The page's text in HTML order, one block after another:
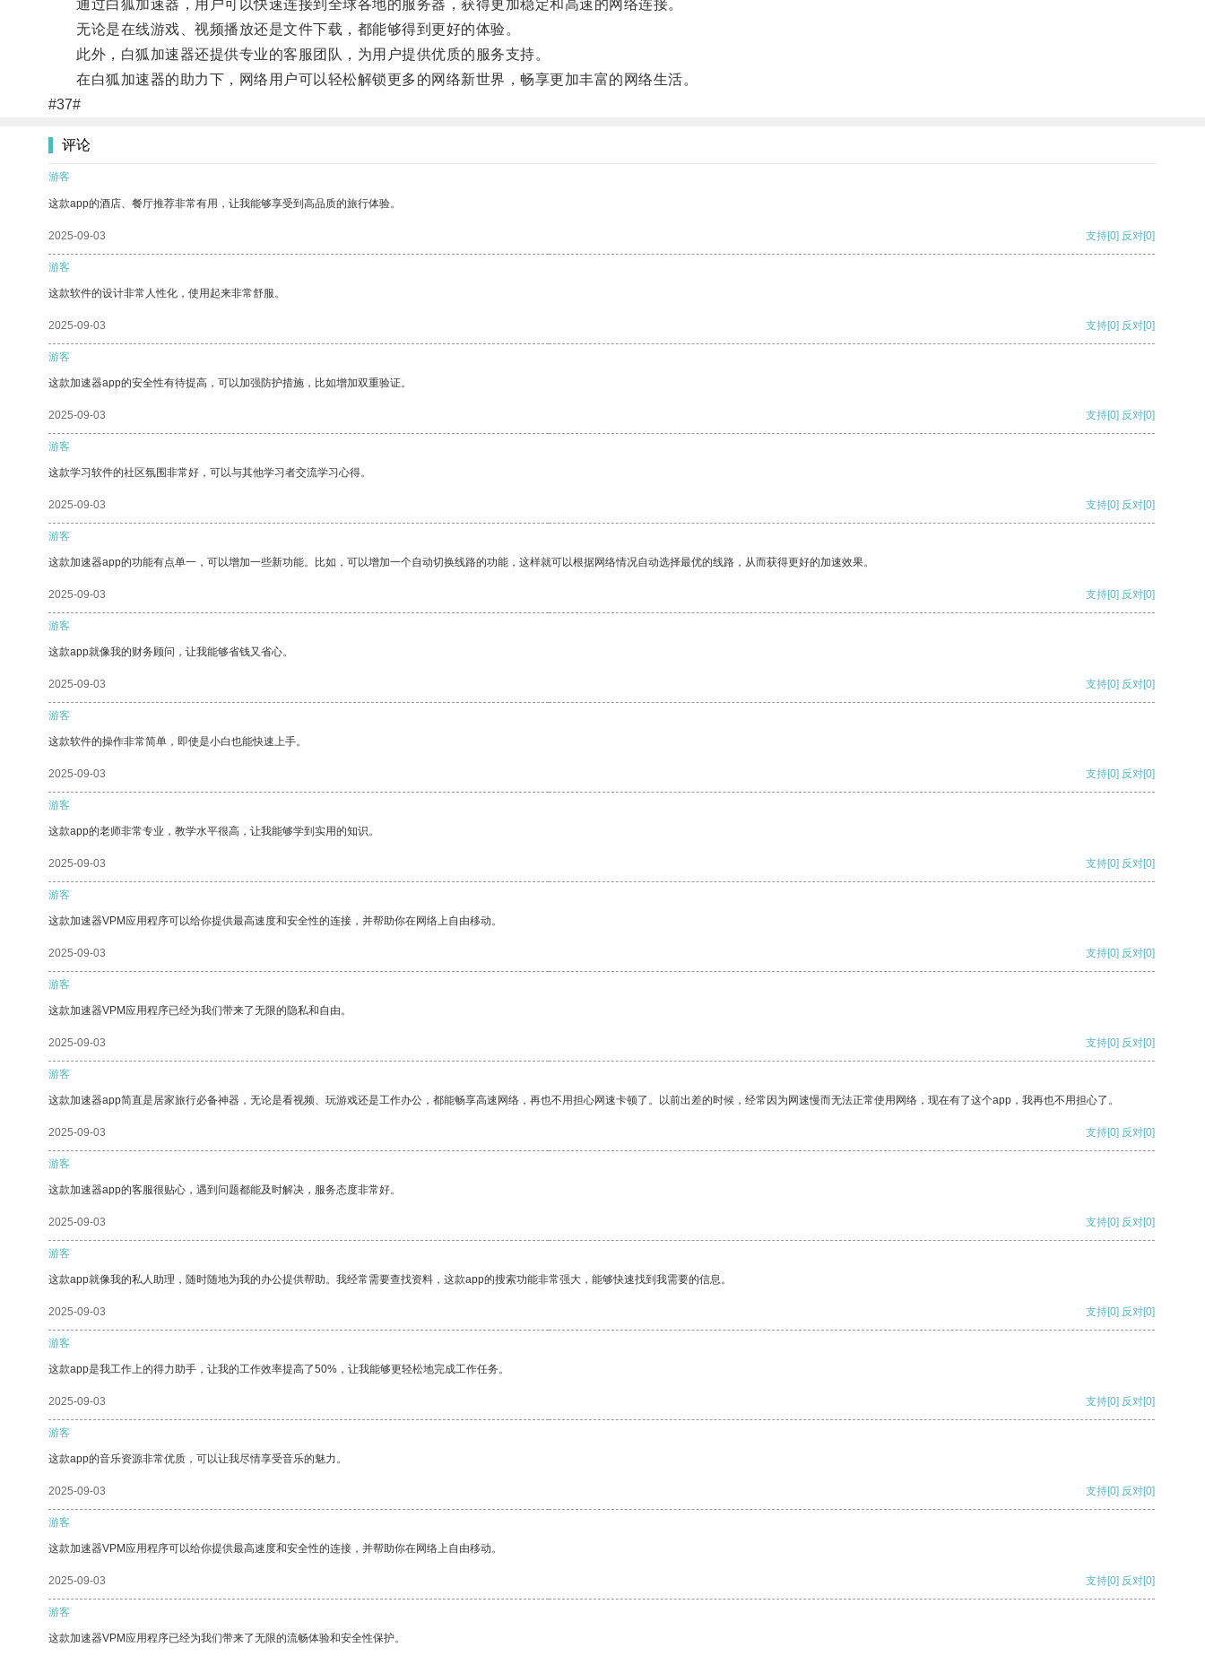
通过白狐加速器，用户可以快速连接到全球各地的服务器，获得更加稳定和高速的网络连接。
无论是在线游戏、视频播放还是文件下载，都能够得到更好的体验。
此外，白狐加速器还提供专业的客服团队，为用户提供优质的服务支持。
在白狐加速器的助力下，网络用户可以轻松解锁更多的网络新世界，畅享更加丰富的网络生活。
#37#
评论
游客
这款app的酒店、餐厅推荐非常有用，让我能够享受到高品质的旅行体验。
2025-09-03 支持[0] 反对[0]
游客
这款软件的设计非常人性化，使用起来非常舒服。
2025-09-03 支持[0] 反对[0]
游客
这款加速器app的安全性有待提高，可以加强防护措施，比如增加双重验证。
2025-09-03 支持[0] 反对[0]
游客
这款学习软件的社区氛围非常好，可以与其他学习者交流学习心得。
2025-09-03 支持[0] 反对[0]
游客
这款加速器app的功能有点单一，可以增加一些新功能。比如，可以增加一个自动切换线路的功能，这样就可以根据网络情况自动选择最优的线路，从而获得更好的加速效果。
2025-09-03 支持[0] 反对[0]
游客
这款app就像我的财务顾问，让我能够省钱又省心。
2025-09-03 支持[0] 反对[0]
游客
这款软件的操作非常简单，即使是小白也能快速上手。
2025-09-03 支持[0] 反对[0]
游客
这款app的老师非常专业，教学水平很高，让我能够学到实用的知识。
2025-09-03 支持[0] 反对[0]
游客
这款加速器VPM应用程序可以给你提供最高速度和安全性的连接，并帮助你在网络上自由移动。
2025-09-03 支持[0] 反对[0]
游客
这款加速器VPM应用程序已经为我们带来了无限的隐私和自由。
2025-09-03 支持[0] 反对[0]
游客
这款加速器app简直是居家旅行必备神器，无论是看视频、玩游戏还是工作办公，都能畅享高速网络，再也不用担心网速卡顿了。以前出差的时候，经常因为网速慢而无法正常使用网络，现在有了这个app，我再也不用担心了。
2025-09-03 支持[0] 反对[0]
游客
这款加速器app的客服很贴心，遇到问题都能及时解决，服务态度非常好。
2025-09-03 支持[0] 反对[0]
游客
这款app就像我的私人助理，随时随地为我的办公提供帮助。我经常需要查找资料，这款app的搜索功能非常强大，能够快速找到我需要的信息。
2025-09-03 支持[0] 反对[0]
游客
这款app是我工作上的得力助手，让我的工作效率提高了50%，让我能够更轻松地完成工作任务。
2025-09-03 支持[0] 反对[0]
游客
这款app的音乐资源非常优质，可以让我尽情享受音乐的魅力。
2025-09-03 支持[0] 反对[0]
游客
这款加速器VPM应用程序可以给你提供最高速度和安全性的连接，并帮助你在网络上自由移动。
2025-09-03 支持[0] 反对[0]
游客
这款加速器VPM应用程序已经为我们带来了无限的流畅体验和安全性保护。